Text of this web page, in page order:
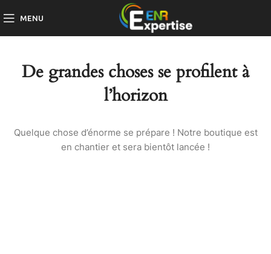
MENU
De grandes choses se profilent à
l’horizon
Quelque chose d’énorme se prépare ! Notre boutique est
en chantier et sera bientôt lancée !